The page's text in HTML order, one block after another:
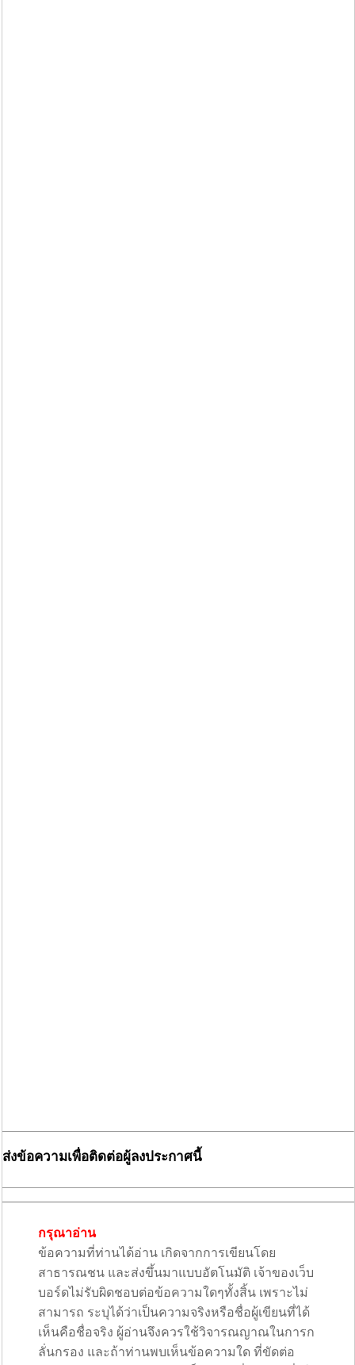
ส่งข้อความเพื่อติดต่อผู้ลงประกาศนี้
กรุณาอ่าน
ข้อความที่ท่านได้อ่าน เกิดจากการเขียนโดย
สาธารณชน และส่งขึ้นมาแบบอัตโนมัติ เจ้าของเว็บ
บอร์ดไม่รับผิดชอบต่อข้อความใดๆทั้งสิ้น เพราะไม่
สามารถ ระบุได้ว่าเป็นความจริงหรือชื่อผู้เขียนที่ได้
เห็นคือชื่อจริง ผู้อ่านจึงควรใช้วิจารณญาณในการก
ลั่นกรอง และถ้าท่านพบเห็นข้อความใด ที่ขัดต่อ